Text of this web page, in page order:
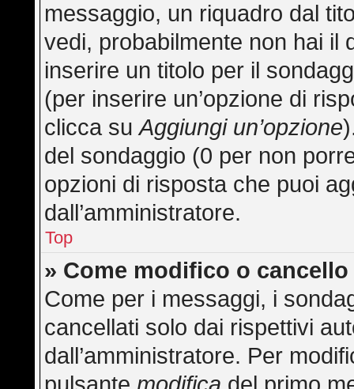
messaggio, un riquadro dal
vedi, probabilmente non hai il
inserire un titolo per il
(per inserire un’opzione di
clicca suAggiungi un’opzione
del sondaggio (0 per non
opzioni di risposta che puoi
dall’amministratore.
Top
» Come modifico o
Come per i messaggi, i
cancellati solo dai rispettivi
dall’amministratore. Per